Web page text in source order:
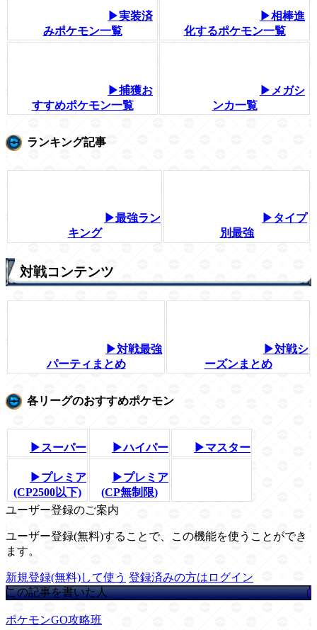
▶実装済
みポケモン一覧
▶相棒進
化するポケモン一覧
▶捕獲お
すすめポケモン一覧
▶メガシ
ンカ一覧
ランキング記事
▶最強ラン
キング
▶タイプ
別最強
対戦コンテンツ
▶対戦最強
パーティまとめ
▶対戦シ
ーズンまとめ
各リーグのおすすめポケモン
▶スーパー ▶ハイパー ▶マスター
▶プレミア
(CP2500以下)
▶プレミア
(CP無制限)
ユーザー登録のご案内
ユーザー登録(無料)することで、この機能を使うことができ
ます。
新規登録(無料)して使う 登録済みの方はログイン
この記事を書いた人
ポケモンGO攻略班